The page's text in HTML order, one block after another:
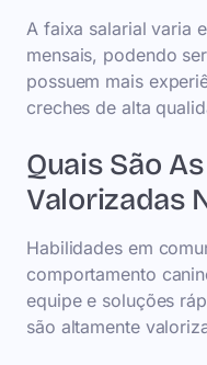
A faixa salarial varia
mensais, podendo
possuem mais
creches de alta
Quais São
Valorizadas
Habilidades em
comportamento
equipe e soluções
são altamente